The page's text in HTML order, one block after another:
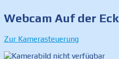
Webcam Auf der Eck
Zur Kamerasteuerung